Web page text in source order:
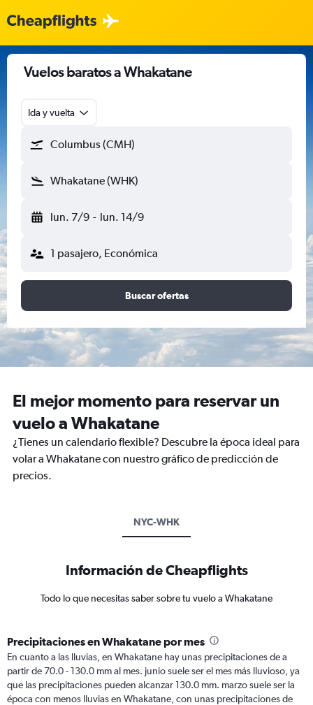
Vuelos baratos a Whakatane
Ida y vuelta
Columbus (CMH)
Whakatane (WHK)
lun. 7/9 - lun. 14/9
1 pasajero, Económica
Buscar ofertas
El mejor momento para reservar un
vuelo a Whakatane
¿Tienes un calendario flexible? Descubre la época ideal para
volar a Whakatane con nuestro gráfico de predicción de
precios.
NYC-WHK
Información de Cheapflights
Todo lo que necesitas saber sobre tu vuelo a Whakatane
Precipitaciones en Whakatane por mes
En cuanto a las lluvias, en Whakatane hay unas precipitaciones de a
partir de 70.0 - 130.0 mm al mes. junio suele ser el mes más lluvioso, ya
que las precipitaciones pueden alcanzar 130.0 mm. marzo suele ser la
época con menos lluvias en Whakatane, con unas precipitaciones de